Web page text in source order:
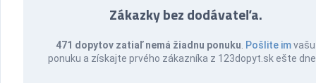
Zákazky bez dodávateľa.
471 dopytov zatiaľ nemá žiadnu ponuku Pošlite imvašu
ponuku a získajte prvého zákazníka z 123dopyt.sk ešte